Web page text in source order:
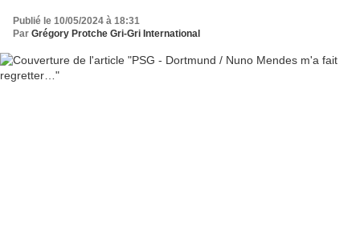
Publié le 10/05/2024 à 18:31
Par Grégory Protche Gri-Gri International